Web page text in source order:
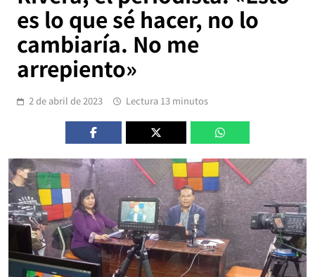
es lo que sé hacer, no lo
cambiaría. No me
arrepiento»
2 de abril de 2023 Lectura 13 minutos